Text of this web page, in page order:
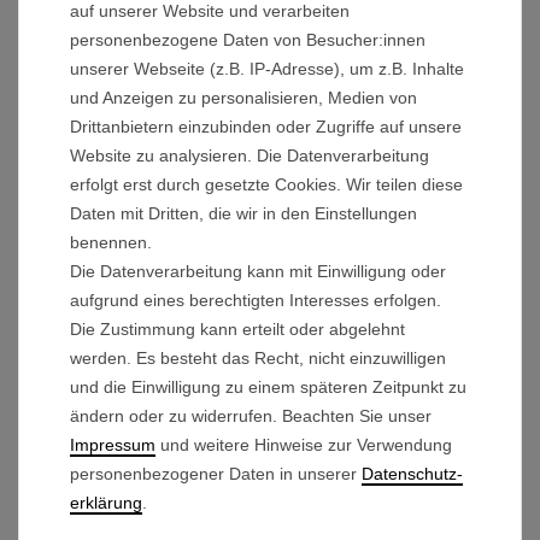
Energie für lange Runden auf anspruchsvollen
INTELLIGENTE FEATURES FÜR IHR
SPIEL
ONE-PUSH-Memory: Speichern Sie Ihr
bevorzugtes Gehtempo einfach ab und rufen
Sie es per Knopfdruck wieder auf.
Integrierter USB-Anschluss:
Laden Sie Ihr
Smartphone oder GPS-Gerät direkt während
der Fahrt.
3-Stufen-Timer:Schicken Sie Ihren Trolley per
Automatik ( 6, 12 18 Sekunden ) einfach voraus.
Sicherheits-Motorbremse:
Dient als
auf unserer Website und verarbeiten
personenbezogene Daten von Besucher:innen
unserer Webseite (z.B. IP-Adresse), um z.B. Inhalte
und Anzeigen zu personalisieren, Medien von
Drittanbietern einzubinden oder Zugriffe auf unsere
Website zu analysieren. Die Datenverarbeitung
erfolgt erst durch gesetzte Cookies. Wir teilen diese
Daten mit Dritten, die wir in den Einstellungen
benennen.
Die Datenverarbeitung kann mit Einwilligung oder
aufgrund eines berechtigten Interesses erfolgen.
Die Zustimmung kann erteilt oder abgelehnt
werden. Es besteht das Recht, nicht einzuwilligen
und die Einwilligung zu einem späteren Zeitpunkt zu
ändern oder zu widerrufen. Beachten Sie unser
Impressum und weitere Hinweise zur Verwendung
personenbezogener Daten in unserer Daten­schutz­
erklärung